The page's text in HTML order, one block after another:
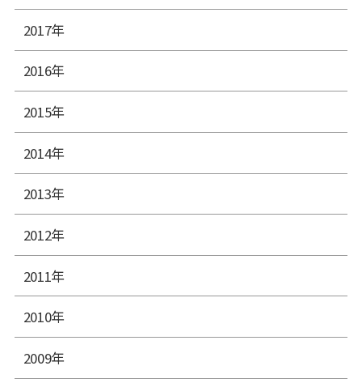
2017年
2016年
2015年
2014年
2013年
2012年
2011年
2010年
2009年